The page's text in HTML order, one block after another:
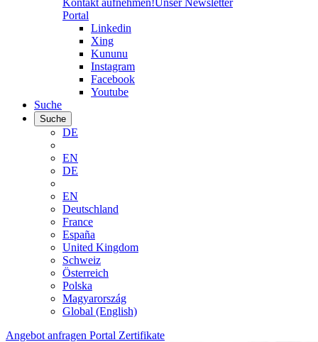
Kontakt aufnehmen!Unser Newsletter
Portal
Linkedin
Xing
Kununu
Instagram
Facebook
Youtube
Suche
Suche
DE
EN
DE
EN
Deutschland
France
España
United Kingdom
Schweiz
Österreich
Polska
Magyarország
Global (English)
Angebot anfragen Portal Zertifikate